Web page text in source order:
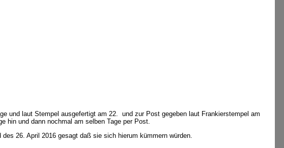
und laut Stempel ausgefertigt am 22. und zur Post gegeben laut Frankierstempel am
hin und dann nochmal am selben Tage per Post.
26. April 2016 gesagt daß sie sich hierum kümmern würden.